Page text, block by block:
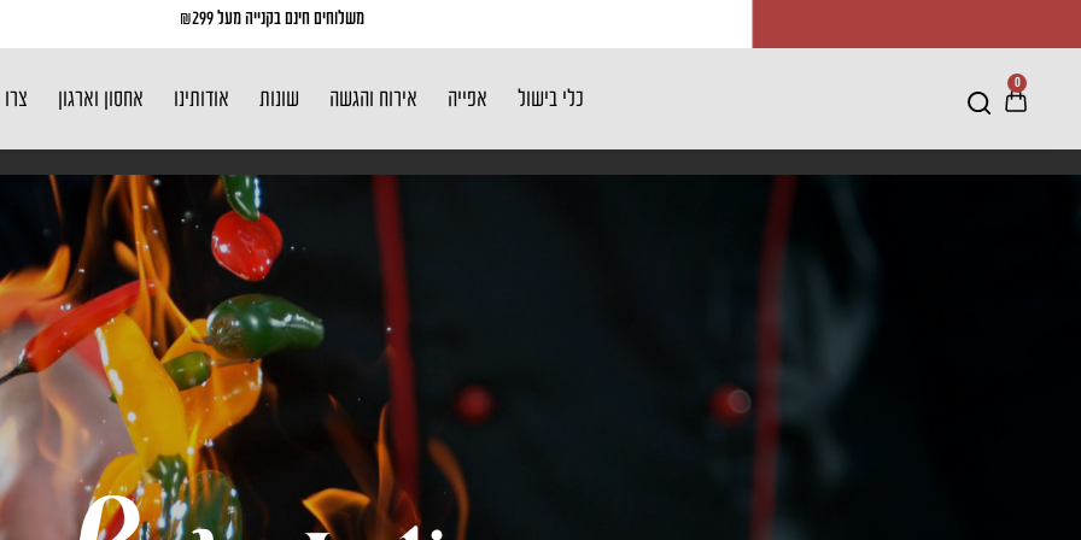
משלוחים חינם בקנייה מעל ₪299
כלי בישול אפייה אירוח והגשה שונות אודותינו אחסון וארגון
0